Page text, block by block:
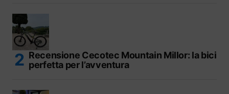
Recensione Cecotec Mountain Millor: la bici
perfetta per l’avventura